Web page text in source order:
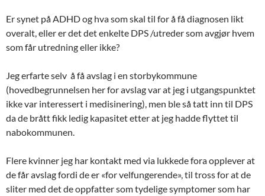
Er synet på ADHD og hva som skal til for å få diagnosen likt
overalt, eller er det det enkelte DPS /utreder som avgjør hvem
som får utredning eller ikke?
Jeg erfarte selv å få avslag i en storbykommune
(hovedbegrunnelsen her for avslag var at jeg i utgangspunktet
ikke var interessert i medisinering), men ble så tatt inn til DPS
da de brått fikk ledig kapasitet etter at jeg hadde flyttet til
nabokommunen.
Flere kvinner jeg har kontakt med via lukkede fora opplever at
de får avslag fordi de er «for velfungerende», til tross for at de
sliter med det de oppfatter som tydelige symptomer som har